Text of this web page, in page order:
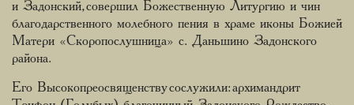
и Задонский, совершил Божественную Литургию и чин
благодарственного молебного пения в храме иконы Божией
Матери «Скоропослушница» с. Даньшино Задонского
района.
Его Высокопреосвященству сослужили: архимандрит